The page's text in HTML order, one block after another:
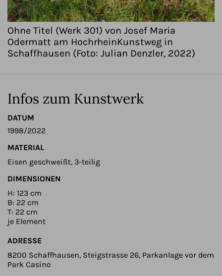
Ohne Titel (Werk 301) von Josef Maria
Odermatt am HochrheinKunstweg in
Schaffhausen (Foto: Julian Denzler, 2022)
Infos zum Kunstwerk
DATUM
1998/2022
MATERIAL
Eisen geschweißt, 3-teilig
DIMENSIONEN
H: 123 cm
B: 22 cm
T: 22 cm
je Element
ADRESSE
8200 Schaffhausen, Steigstrasse 26, Parkanlage vor dem
Park Casino